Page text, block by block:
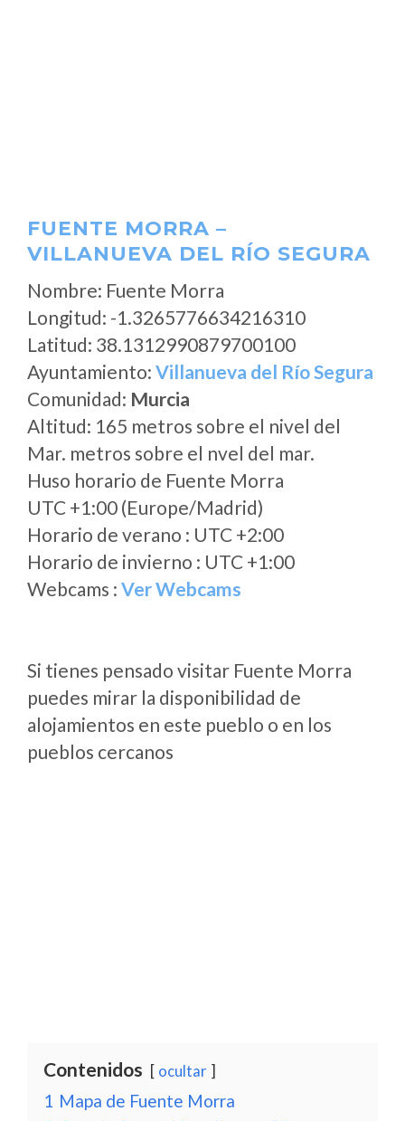
FUENTE MORRA –
VILLANUEVA DEL RÍO SEGURA
Nombre: Fuente Morra
Longitud: -1.3265776634216310
Latitud: 38.1312990879700100
Ayuntamiento: Villanueva del Río Segura
Comunidad: Murcia
Altitud: 165 metros sobre el nivel del
Mar. metros sobre el nvel del mar.
Huso horario de Fuente Morra
UTC +1:00 (Europe/Madrid)
Horario de verano : UTC +2:00
Horario de invierno : UTC +1:00
Webcams : Ver Webcams
Si tienes pensado visitar Fuente Morra
puedes mirar la disponibilidad de
alojamientos en este pueblo o en los
pueblos cercanos
Contenidos ocultar
1 Mapa de Fuente Morra